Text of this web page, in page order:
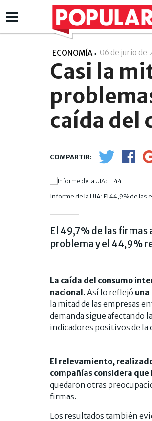
ECONOMÍA 06 de junio de
Casi la
caída del
Informe de la UIA: El 44,9% de
El 49,7% de las
problema y el 44,9%
La caída del consumo
nacional. Así lo reflejó una
la mitad de las empresas
demanda sigue afectando
indicadores positivos de la
El relevamiento,
compañías considera que
quedaron otras
firmas.
Los resultados también